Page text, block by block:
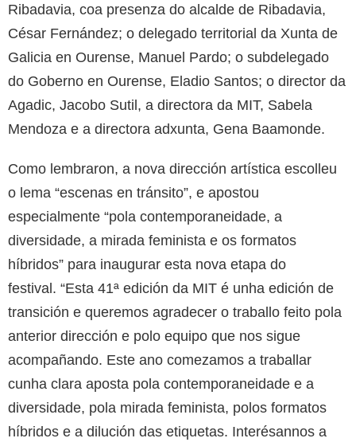
Ribadavia, coa presenza do alcalde de Ribadavia,
César Fernández; o delegado territorial da Xunta de
Galicia en Ourense, Manuel Pardo; o subdelegado
do Goberno en Ourense, Eladio Santos; o director da
Agadic, Jacobo Sutil, a directora da MIT, Sabela
Mendoza e a directora adxunta, Gena Baamonde.
Como lembraron, a nova dirección artística escolleu
o lema “escenas en tránsito”, e apostou
especialmente “pola contemporaneidade, a
diversidade, a mirada feminista e os formatos
híbridos” para inaugurar esta nova etapa do
festival. “Esta 41ª edición da MIT é unha edición de
transición e queremos agradecer o traballo feito pola
anterior dirección e polo equipo que nos sigue
acompañando. Este ano comezamos a traballar
cunha clara aposta pola contemporaneidade e a
diversidade, pola mirada feminista, polos formatos
híbridos e a dilución das etiquetas. Interésannos a